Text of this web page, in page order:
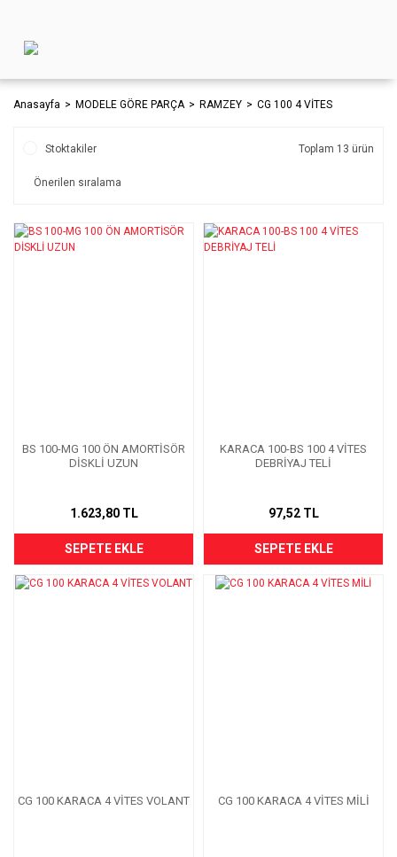
Anasayfa MODELE GÖRE PARÇA RAMZEY CG 100 4 VİTES
Stoktakiler Toplam 13 ürün
BS 100-MG 100 ÖN AMORTİSÖR
DİSKLİ UZUN
1.623,80 TL
SEPETE EKLE
KARACA 100-BS 100 4 VİTES
DEBRİYAJ TELİ
97,52 TL
SEPETE EKLE
CG 100 KARACA 4 VİTES VOLANT CG 100 KARACA 4 VİTES MİLİ